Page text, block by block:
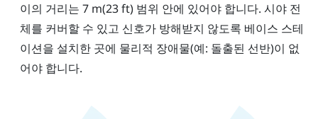
이의 거리는 7 m(23 ft) 범위 안에 있어야 합니다. 시야 전
체를 커버할 수 있고 신호가 방해받지 않도록 베이스 스테
이션을 설치한 곳에 물리적 장애물(예: 돌출된 선반)이 없
어야 합니다.